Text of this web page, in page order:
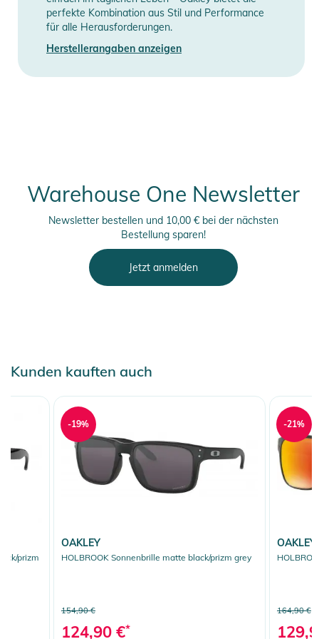
perfekte Kombination aus Stil und Performance
für alle Herausforderungen.
Herstellerangaben anzeigen
Warehouse One Newsletter
Newsletter bestellen und 10,00 € bei der nächsten
Bestellung sparen!
Jetzt anmelden
Kunden kauften auch
prizm
OAKLEY
HOLBROOK Sonnenbrille matte black/prizm grey
154,90 €
124,90 €*
-19%
OAKLEY
164,90 €
-21%